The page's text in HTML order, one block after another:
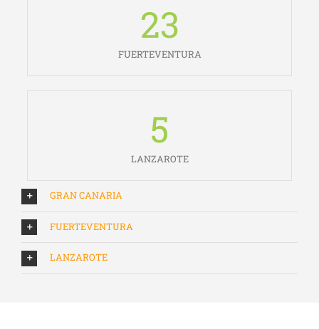
23
FUERTEVENTURA
5
LANZAROTE
GRAN CANARIA
FUERTEVENTURA
LANZAROTE